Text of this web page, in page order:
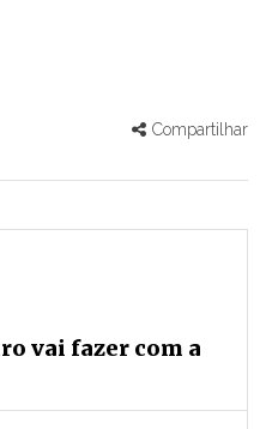
Compartilhar
vai fazer com a